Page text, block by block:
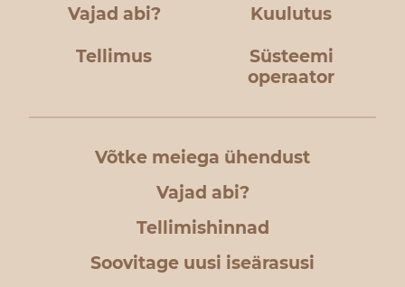
Vajad abi? Kuulutus
Tellimus
Süsteemi
operaator
Võtke meiega ühendust
Vajad abi?
Tellimishinnad
Soovitage uusi iseärasusi